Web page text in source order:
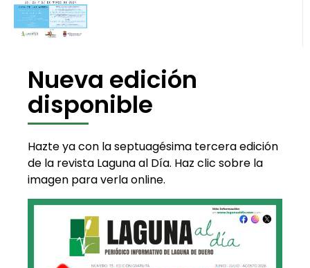
Nueva edición
disponible
Hazte ya con la septuagésima tercera edición
de la revista Laguna al Día. Haz clic sobre la
imagen para verla online.